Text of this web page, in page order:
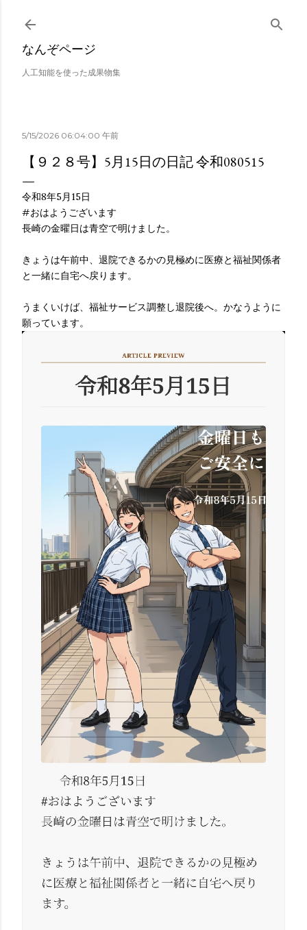
スキップしてメイン コンテンツに移動
なんぞページ
人工知能を使った成果物集
5/15/2026 06:04:00 午前
【９２８号】5月15日の日記 令和080515
令和8年5月15日
#おはようございます
長崎の金曜日は青空で明けました。
きょうは午前中、退院できるかの見極めに医療と福祉関係者
と一緒に自宅へ戻ります。
うまくいけば、福祉サービス調整し退院後へ。かなうように
願っています。